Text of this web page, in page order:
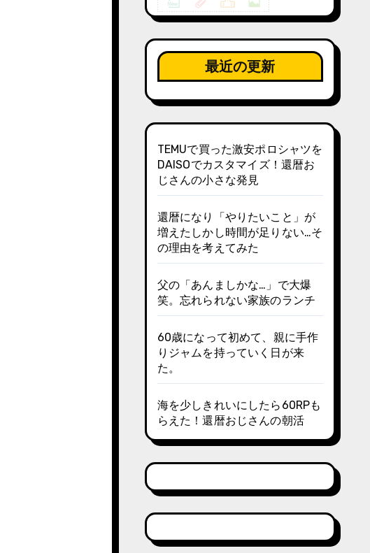
最近の更新
TEMUで買った激安ポロシャツを
DAISOでカスタマイズ！還暦お
じさんの小さな発見
還暦になり「やりたいこと」が
増えたしかし時間が足りない…そ
の理由を考えてみた
父の「あんましかな…」で大爆
笑。忘れられない家族のランチ
60歳になって初めて、親に手作
りジャムを持っていく日が来
た。
海を少しきれいにしたら60RPも
らえた！還暦おじさんの朝活